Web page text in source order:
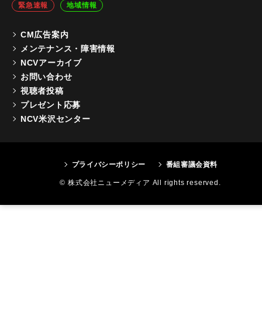
緊急速報
地域情報
CM広告案内
メンテナンス・障害情報
NCVアーカイブ
お問い合わせ
視聴者投稿
プレゼント応募
NCV米沢センター
プライバシーポリシー 番組審議会資料
© 株式会社ニューメディア All rights reserved.